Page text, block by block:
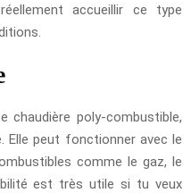
accueillir ce type
chaudière poly-combustible,
Elle peut fonctionner avec le
comme le gaz, le
est très utile si tu veux